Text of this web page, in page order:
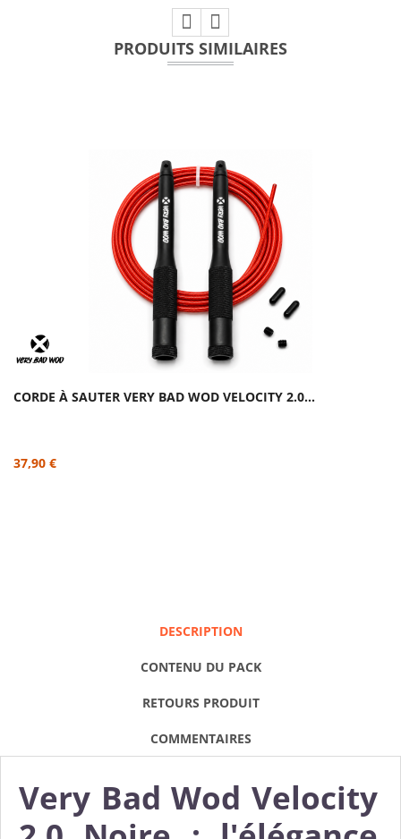
PRODUITS SIMILAIRES
CORDE À SAUTER VERY BAD WOD VELOCITY 2.0...
37,90 €
DESCRIPTION
CONTENU DU PACK
RETOURS PRODUIT
COMMENTAIRES
Very Bad Wod Velocity